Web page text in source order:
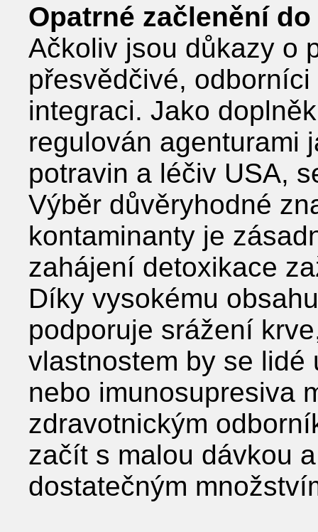
Opatrné začlenění
Ačkoliv jsou důkazy o
přesvědčivé,
integraci. Jako
regulován agenturami
potravin a léčiv USA,
Výběr důvěryhodné
kontaminanty je
zahájení detoxikace
Díky vysokému
podporuje srážení
vlastnostem by se
nebo imunosupresiva
zdravotnickým
začít s malou dávkou
dostatečným